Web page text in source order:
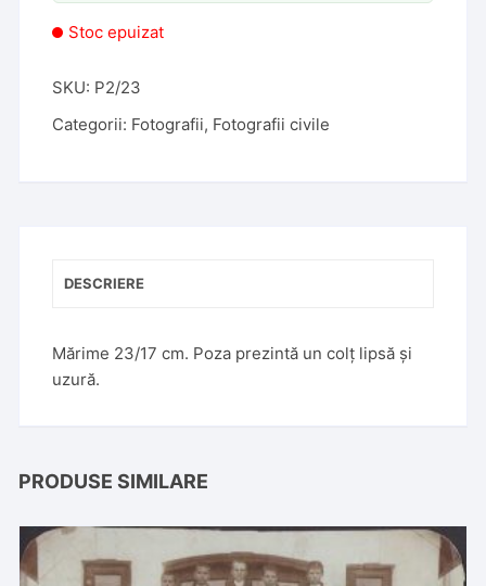
Stoc epuizat
SKU: P2/23
Categorii: Fotografii, Fotografii civile
DESCRIERE
Mărime 23/17 cm. Poza prezintă un colț lipsă și
uzură.
PRODUSE SIMILARE